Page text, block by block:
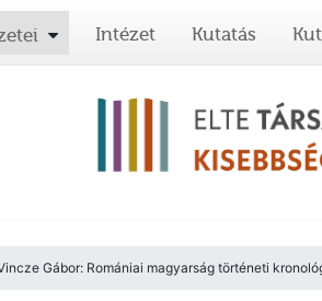
Intézet Kutatás
Gábor: Romániai magyarság történeti